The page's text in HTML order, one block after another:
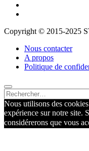
Copyright © 2015-2025
Nous contacter
A propos
Politique de
Rechercher :
Nous utilisons des
expérience sur notre site.
considérerons que vous